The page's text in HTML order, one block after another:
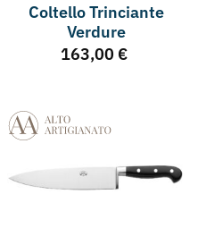
Coltello Trinciante
Verdure
163,00 €